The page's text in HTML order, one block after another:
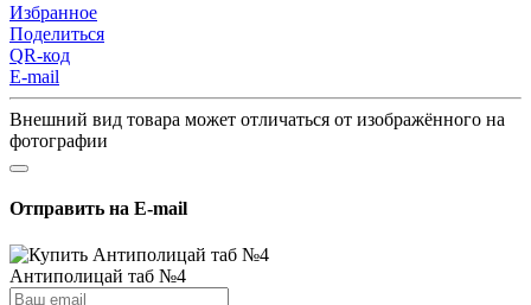
Избранное
Поделиться
QR-код
E-mail
Внешний вид товара может отличаться от изображённого на
фотографии
Отправить на E-mail
Антиполицай таб №4